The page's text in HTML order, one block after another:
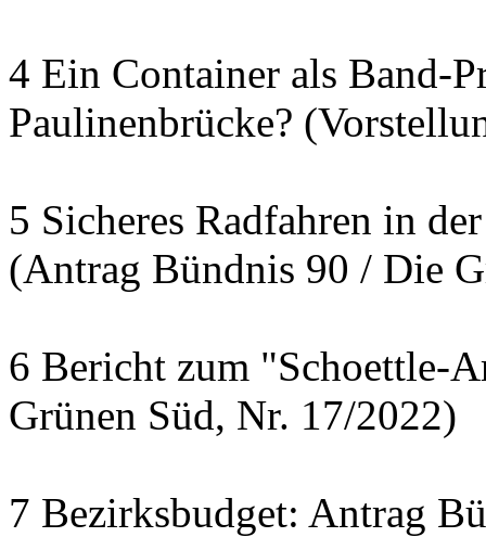
4 Ein Container als Band-
Paulinenbrücke?
5 Sicheres Radfahren in
(Antrag Bündnis 90 / Die
6 Bericht zum "Schoettle-
Grünen Süd, Nr. 17/2022)
7 Bezirksbudget: Antrag